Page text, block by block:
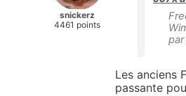
snickerz
4461 points
Les anciens
passante